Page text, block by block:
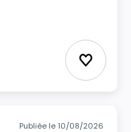
Ajouter
Publiée le 10/08/2026